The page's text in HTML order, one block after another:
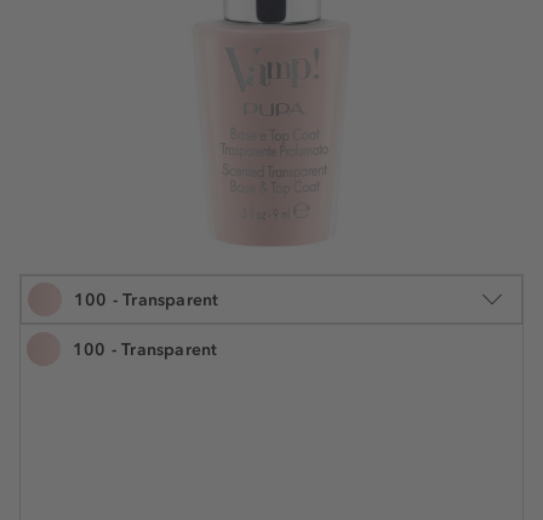
100 - Transparent
100 - Transparent